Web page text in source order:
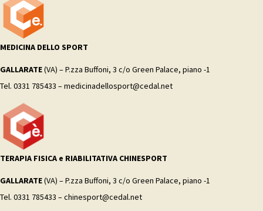
MEDICINA DELLO SPORT
GALLARATE(VA) – P.zza Buffoni, 3 c/o Green Palace, piano -1
Tel. 0331 785433 – medicinadellosport@cedal.net
TERAPIA FISICA e RIABILITATIVA CHINESPORT
GALLARATE(VA) – P.zza Buffoni, 3 c/o Green Palace, piano -1
Tel. 0331 785433 – chinesport@cedal.net